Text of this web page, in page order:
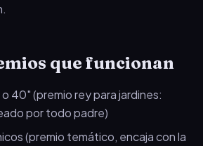
que funcionan
40" (premio rey para jardines:
por todo padre)
(premio temático, encaja con la